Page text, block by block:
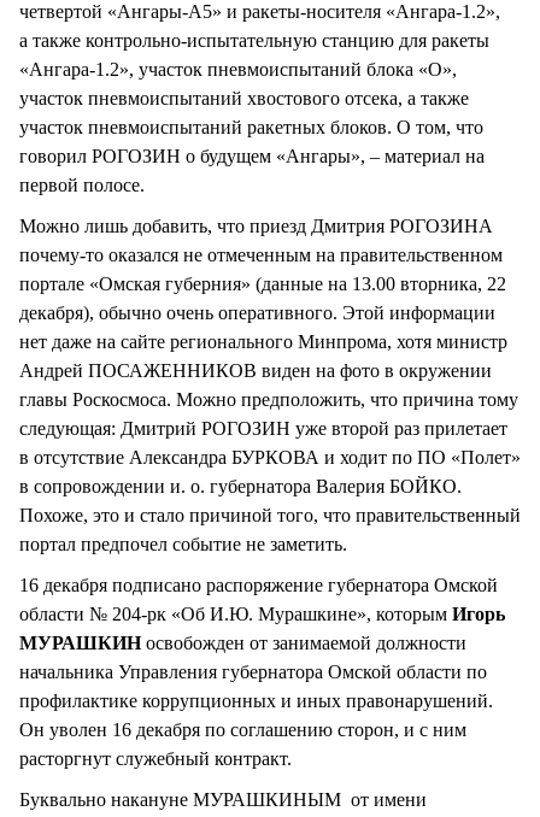
четвертой «Ангары-А5» и ракеты-носителя «Ангара-1.2»,
а также контрольно-испытательную станцию для ракеты
«Ангара-1.2», участок пневмоиспытаний блока «О»,
участок пневмоиспытаний хвостового отсека, а также
участок пневмоиспытаний ракетных блоков. О том, что
говорил РОГОЗИН о будущем «Ангары», – материал на
первой полосе.
Можно лишь добавить, что приезд Дмитрия РОГОЗИНА
почему-то оказался не отмеченным на правительственном
портале «Омская губерния» (данные на 13.00 вторника, 22
декабря), обычно очень оперативного. Этой информации
нет даже на сайте регионального Минпрома, хотя министр
Андрей ПОСАЖЕННИКОВ виден на фото в окружении
главы Роскосмоса. Можно предположить, что причина тому
следующая: Дмитрий РОГОЗИН уже второй раз прилетает
в отсутствие Александра БУРКОВА и ходит по ПО «Полет»
в сопровождении и. о. губернатора Валерия БОЙКО.
Похоже, это и стало причиной того, что правительственный
портал предпочел событие не заметить.
16 декабря подписано распоряжение губернатора Омской
области № 204-рк «Об И.Ю. Мурашкине», которым Игорь
МУРАШКИНосвобожден от занимаемой должности
начальника Управления губернатора Омской области по
профилактике коррупционных и иных правонарушений.
Он уволен 16 декабря по соглашению сторон, и с ним
расторгнут служебный контракт.
Буквально накануне МУРАШКИНЫМ от имени